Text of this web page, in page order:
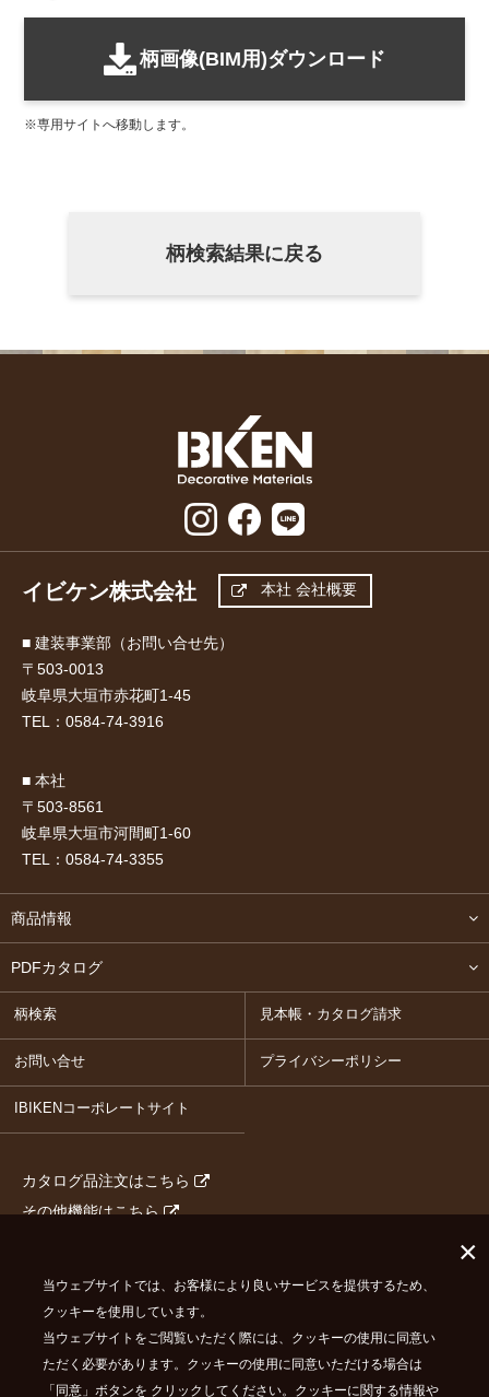
柄画像(BIM用)ダウンロード
専用サイトへ移動します。
柄検索結果に戻る
当ウェブサイトでは、お客様により良いサービスを提供するため、
クッキーを使用しています。
当ウェブサイトをご閲覧いただく際には、クッキーの使用に同意い
ただく必要があります。クッキーの使用に同意いただける場合は
「同意」ボタンを クリックしてください。クッキーに関する情報や
×
イビケン株式会社 本社 会社概要
■ 建装事業部（お問い合せ先）
〒503-0013
岐阜県大垣市赤花町1-45
TEL： 0584-74-3916
■ 本社
〒503-8561
岐阜県大垣市河間町1-60
TEL： 0584-74-3355
商品情報
PDFカタログ
柄検索 見本帳・カタログ請求
お問い合せ プライバシーポリシー
IBIKENコーポレートサイト
カタログ品注文はこちら
その他機能はこちら